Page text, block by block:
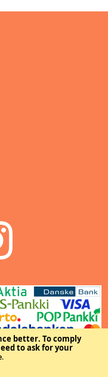
better. To comply
to ask for your
.